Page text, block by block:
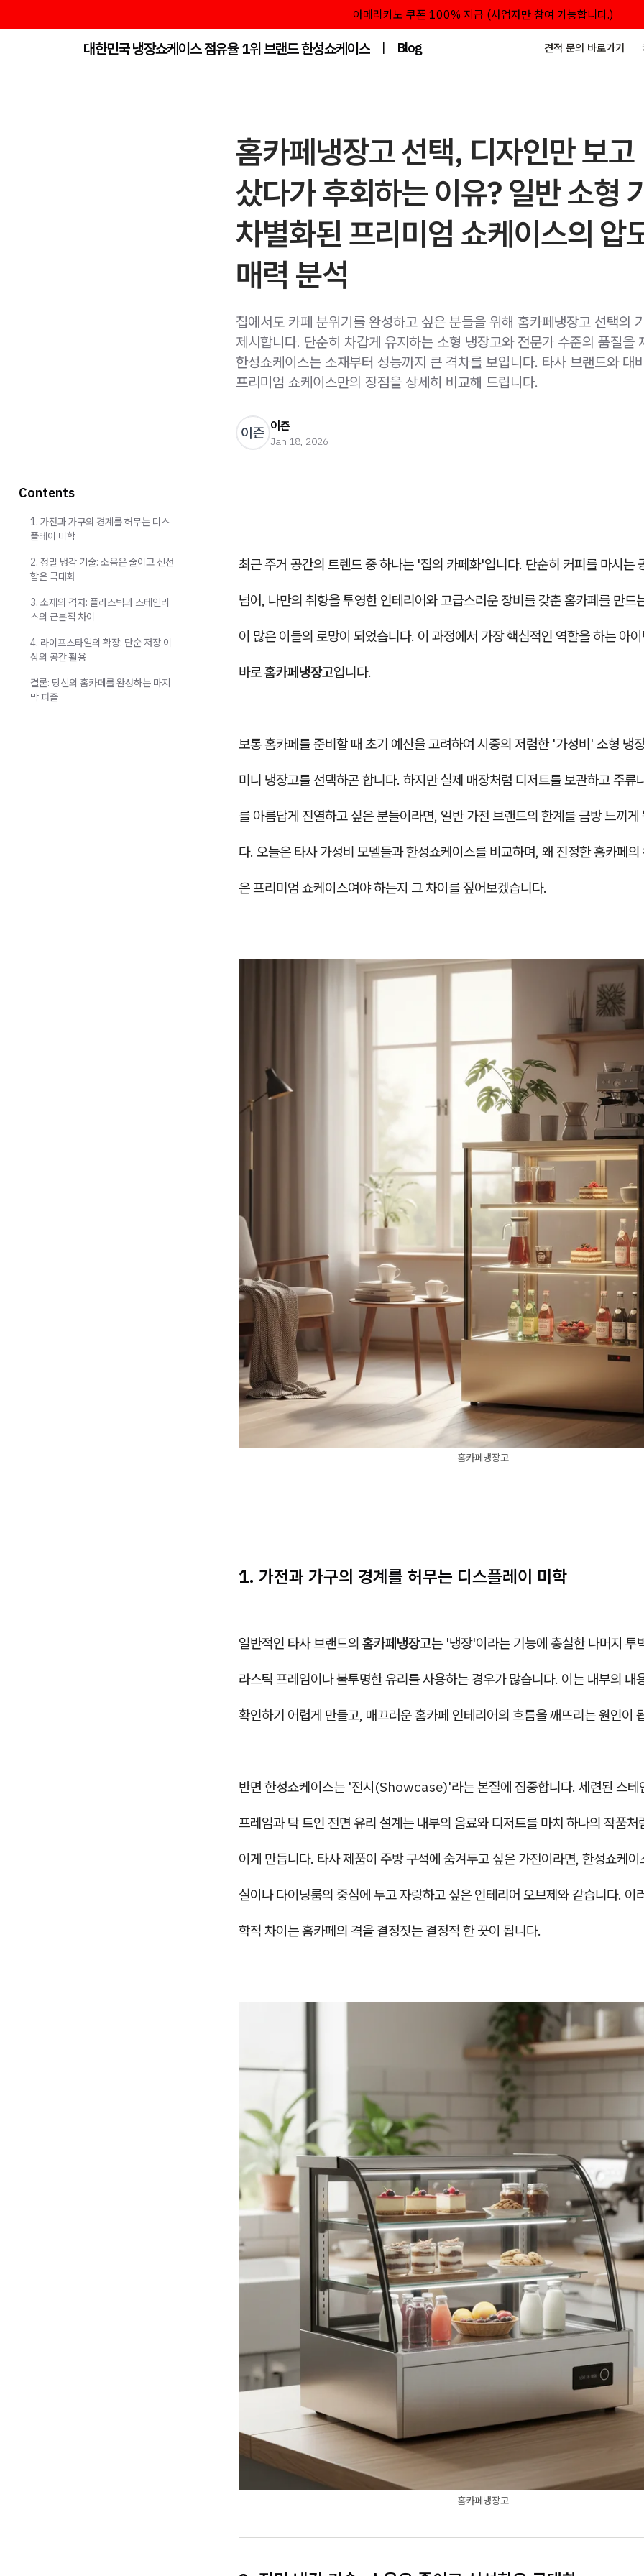
아메리카노 쿠폰 100% 지급 (사업자만 참여 가능합니다.)
대한민국 냉장쇼케이스 점유율 1위 브랜드 한성쇼케이스 | Blog 견적 문의 바로가기
홈카페냉장고 선택, 디자인만 보고
샀다가 후회하는 이유? 일반 소형
차별화된 프리미엄 쇼케이스의 압
매력 분석
집에서도 카페 분위기를 완성하고 싶은 분들을 위해 홈카페냉장고 선택의
제시합니다. 단순히 차갑게 유지하는 소형 냉장고와 전문가 수준의 품질을
한성쇼케이스는 소재부터 성능까지 큰 격차를 보입니다. 타사 브랜드와 대
프리미엄 쇼케이스만의 장점을 상세히 비교해 드립니다.
이즌 이즌
Jan 18, 2026
최근 주거 공간의 트렌드 중 하나는 '집의 카페화'입니다. 단순히 커피를 마시는
넘어, 나만의 취향을 투영한 인테리어와 고급스러운 장비를 갖춘 홈카페를 만드
이 많은 이들의 로망이 되었습니다. 이 과정에서 가장 핵심적인 역할을 하는 아이
바로홈카페냉장고입니다.
보통 홈카페를 준비할 때 초기 예산을 고려하여 시중의 저렴한 '가성비' 소형 냉
미니 냉장고를 선택하곤 합니다. 하지만 실제 매장처럼 디저트를 보관하고 주류
를 아름답게 진열하고 싶은 분들이라면, 일반 가전 브랜드의 한계를 금방 느끼게
다. 오늘은 타사 가성비 모델들과 한성쇼케이스를 비교하며, 왜 진정한 홈카페의
은 프리미엄 쇼케이스여야 하는지 그 차이를 짚어보겠습니다.
홈카페냉장고
1. 가전과 가구의 경계를 허무는 디스플레이 미학
일반적인 타사 브랜드의 홈카페냉장고는 '냉장'이라는 기능에 충실한 나머지 투
라스틱 프레임이나 불투명한 유리를 사용하는 경우가 많습니다. 이는 내부의 내
확인하기 어렵게 만들고, 매끄러운 홈카페 인테리어의 흐름을 깨뜨리는 원인이
반면 한성쇼케이스는 '전시(Showcase)'라는 본질에 집중합니다. 세련된 스테
프레임과 탁 트인 전면 유리 설계는 내부의 음료와 디저트를 마치 하나의 작품처
이게 만듭니다. 타사 제품이 주방 구석에 숨겨두고 싶은 가전이라면, 한성쇼케이
실이나 다이닝룸의 중심에 두고 자랑하고 싶은 인테리어 오브제와 같습니다. 이
학적 차이는 홈카페의 격을 결정짓는 결정적 한 끗이 됩니다.
홈카페냉장고
Contents
1. 가전과 가구의 경계를 허무는 디스
플레이 미학
2. 정밀 냉각 기술: 소음은 줄이고 신선
함은 극대화
3. 소재의 격차: 플라스틱과 스테인리
스의 근본적 차이
4. 라이프스타일의 확장: 단순 저장 이
상의 공간 활용
결론: 당신의 홈카페를 완성하는 마지
막 퍼즐